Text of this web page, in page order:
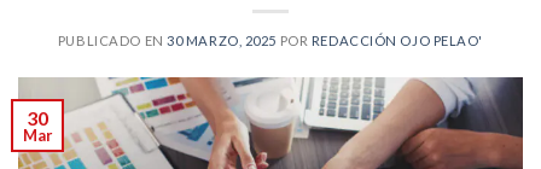
PUBLICADO EN30 MARZO, 2025 POR REDACCIÓN OJO PELAO'
30
Mar